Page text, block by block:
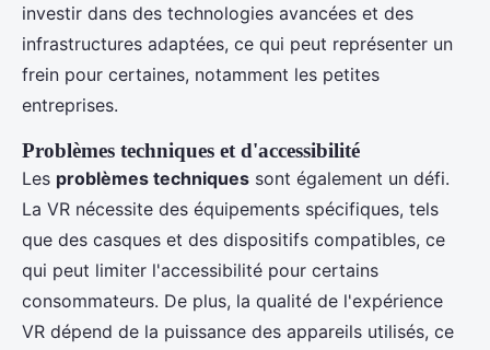
investir dans des technologies avancées et des
infrastructures adaptées, ce qui peut représenter un
frein pour certaines, notamment les petites
entreprises.
Problèmes techniques et d'accessibilité
Les problèmes techniques sont également un défi.
La VR nécessite des équipements spécifiques, tels
que des casques et des dispositifs compatibles, ce
qui peut limiter l'accessibilité pour certains
consommateurs. De plus, la qualité de l'expérience
VR dépend de la puissance des appareils utilisés, ce